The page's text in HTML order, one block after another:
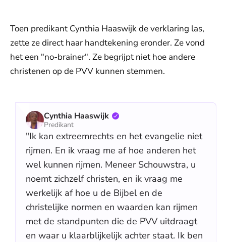
Toen predikant Cynthia Haaswijk de verklaring las,
zette ze direct haar handtekening eronder. Ze vond
het een "no-brainer". Ze begrijpt niet hoe andere
christenen op de PVV kunnen stemmen.
Cynthia Haaswijk
Predikant
"Ik kan extreemrechts en het evangelie niet
rijmen. En ik vraag me af hoe anderen het
wel kunnen rijmen. Meneer Schouwstra, u
noemt zichzelf christen, en ik vraag me
werkelijk af hoe u de Bijbel en de
christelijke normen en waarden kan rijmen
met de standpunten die de PVV uitdraagt
en waar u klaarblijkelijk achter staat. Ik ben